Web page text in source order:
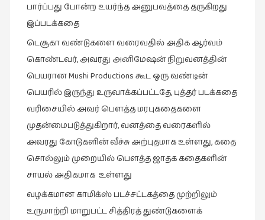
பயணங்கள்
பரிந்துரை
புகைப்படக்கலை
புத்தக
கண்காட்சி2019
புத்தக
விமர்சனம்
பார்ப்பது போன்ற உயர்ந்த அனுபவத்தை தருகிறது
இப்படக்கதை
டெசூகா வண்டுகளை வரைவதில் அதிக ஆர்வம்
கொண்டவர், அவரது அனிமேஷன் நிறுவனத்தின்
பெயரான Mushi Productions கூட ஒரு வண்டின்
பெயரில் இருந்து உருவாக்கப்பட்டதே, புத்தர் படக்கதை
வரிசையில் அவர் பௌத்த மரபுகதைகளை
முதன்மைபடுத்துகிறார், வனத்தை வரைகளில்
அவரது கோடுகளின் வீச்சு அற்புதமாக உள்ளது, கதை
சொல்லும் முறையில் பௌத்த ஜாதக கதைகளின்
சாயல் அதிகமாக உள்ளது
வழக்கமான காமிக்ஸ் படச்சட்டகத்தை முற்றிலும்
உருமாற்றி மாறுபட்ட சித்திரத் துண்டுகளைக்